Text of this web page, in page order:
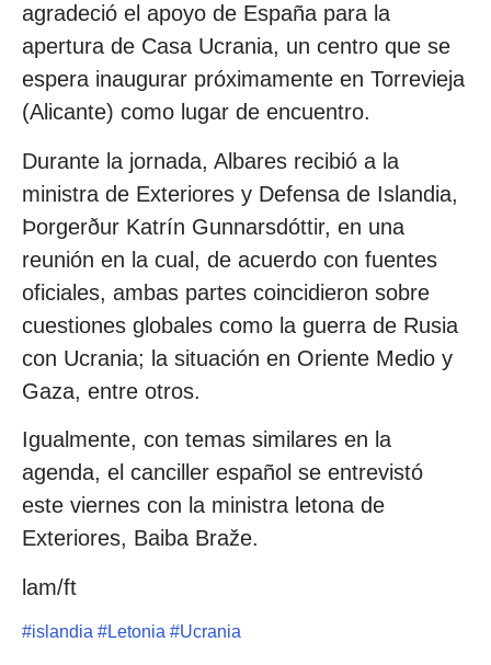
agradeció el apoyo de España para la
apertura de Casa Ucrania, un centro que se
espera inaugurar próximamente en Torrevieja
(Alicante) como lugar de encuentro.
Durante la jornada, Albares recibió a la
ministra de Exteriores y Defensa de Islandia,
Þorgerður Katrín Gunnarsdóttir, en una
reunión en la cual, de acuerdo con fuentes
oficiales, ambas partes coincidieron sobre
cuestiones globales como la guerra de Rusia
con Ucrania; la situación en Oriente Medio y
Gaza, entre otros.
Igualmente, con temas similares en la
agenda, el canciller español se entrevistó
este viernes con la ministra letona de
Exteriores, Baiba Braže.
lam/ft
#islandia #Letonia #Ucrania